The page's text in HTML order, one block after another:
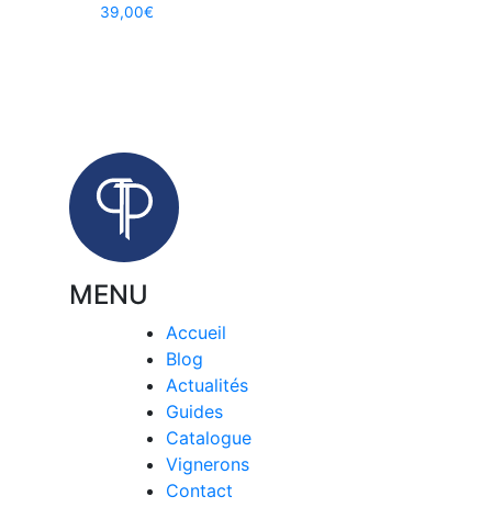
39,00€
MENU
Accueil
Blog
Actualités
Guides
Catalogue
Vignerons
Contact